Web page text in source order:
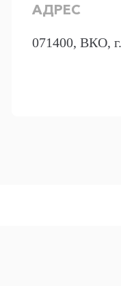
АДРЕС
071400, ВКО,